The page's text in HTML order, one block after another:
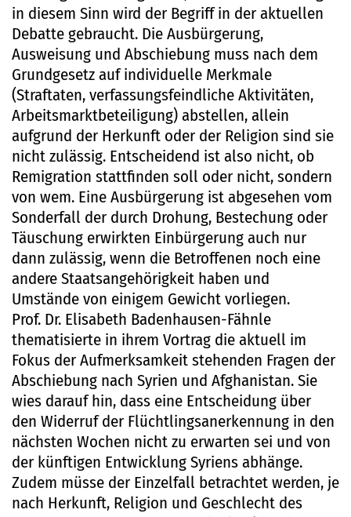
in diesem Sinn wird der Begriff in der aktuellen
Debatte gebraucht. Die Ausbürgerung,
Ausweisung und Abschiebung muss nach dem
Grundgesetz auf individuelle Merkmale
(Straftaten, verfassungsfeindliche Aktivitäten,
Arbeitsmarktbeteiligung) abstellen, allein
aufgrund der Herkunft oder der Religion sind sie
nicht zulässig. Entscheidend ist also nicht, ob
Remigration stattfinden soll oder nicht, sondern
von wem. Eine Ausbürgerung ist abgesehen vom
Sonderfall der durch Drohung, Bestechung oder
Täuschung erwirkten Einbürgerung auch nur
dann zulässig, wenn die Betroffenen noch eine
andere Staatsangehörigkeit haben und
Umstände von einigem Gewicht vorliegen.
Prof. Dr. Elisabeth Badenhausen-Fähnle
thematisierte in ihrem Vortrag die aktuell im
Fokus der Aufmerksamkeit stehenden Fragen der
Abschiebung nach Syrien und Afghanistan. Sie
wies darauf hin, dass eine Entscheidung über
den Widerruf der Flüchtlingsanerkennung in den
nächsten Wochen nicht zu erwarten sei und von
der künftigen Entwicklung Syriens abhänge.
Zudem müsse der Einzelfall betrachtet werden, je
nach Herkunft, Religion und Geschlecht des